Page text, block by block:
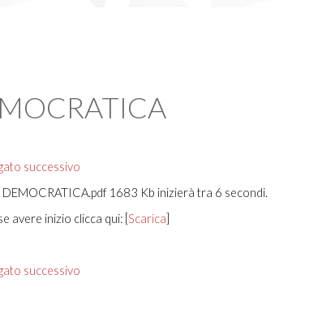
successivo
DEMOCRATICA.pdf 1683 Kb inizierà tra 6 secondi.
avere inizio clicca qui: [Scarica]
successivo